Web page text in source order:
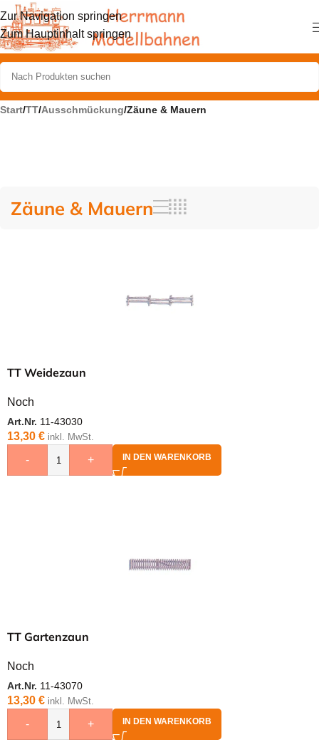
Zur Navigation springen
Zum Hauptinhalt springen
Start/TT/Ausschmückung/Zäune & Mauern
Zäune & Mauern
TT Weidezaun
Noch
Art.Nr. 11-43030
13,30 € inkl. MwSt.
- + IN DEN WARENKORB
TT Gartenzaun
Noch
Art.Nr. 11-43070
13,30 € inkl. MwSt.
- + IN DEN WARENKORB